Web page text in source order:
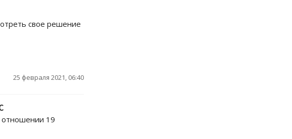
свое решение
25 февраля 2021, 06:40
отношении 19